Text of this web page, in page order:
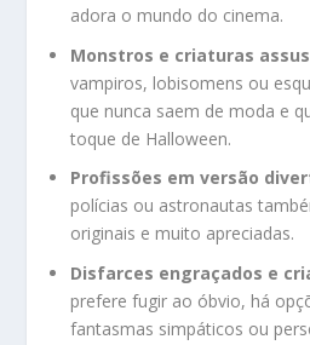
adora o mundo do cinema.
Monstros e criaturas
vampiros, lobisomens ou
que nunca saem de moda e
toque de Halloween.
Profissões em versão
polícias ou astronautas
originais e muito apreciadas.
Disfarces engraçados e
prefere fugir ao óbvio, há
fantasmas simpáticos ou